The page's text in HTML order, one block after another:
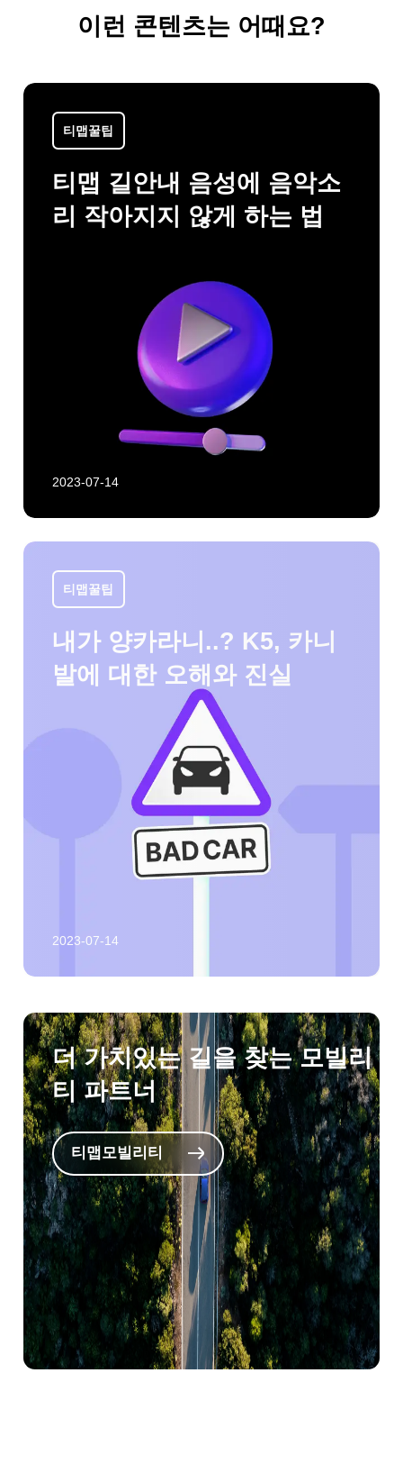
은 조직진단 TF를 중심으로 모두가 함께 바
방식’을 만들어가는 작업을 시작했습니다. 많
은 기업들이 대부분 비전, 미션의 개념을 공
유하고 있지만, 티맵은 동일한 공식을 그대로
따르기 보단 우리에게 적합하고 구성원 모두
가 공감할 수 있는 의미로 재정의하고자 했어
어 비지오(Visio)에서 왔으며 비지오는 그리
스어 이데인(Idein)에 근거를 두고 있습니다.
이데인은 ‘보다’라는 의미를 가지고 있으나
그 뜻을 좀 더 엄밀히 살펴보면 ‘보여지는 것
을 보다’입니다. 다시 좀 더 쉽게 정리하면,
내가 보고싶은 것을 보는 것이 아닌 나의 ‘본
질’이 드러나는 형상을 본다는 의미로 정의할
수 있습니다. 따라서 티맵 비전을 단순히 언
젠가 도달해야 할 ‘이상향’이 아닌, 티맵의 본
질에서 시작한, 가장 ‘티맵다운 성장의 모
은 길을 걸어갈 때 서로 닮아 가는 것처럼, 지
금은 서로 조금씩 다르지만 함께 같은 곳을
바라보고 우리다운 모습으로 닮아갈 수 있는
‘목적지’가 우리에게 필요한 비전의 역할이기
때문이죠, 티맵이 목적지로 안내하는 서비스
이기도 하고요. 목적지(비전) 설정을 위해 조
직진단 TF는 먼저 경영진, 구성원 FGI, 온라
인 서베이 등 다양한 단서들을 모으는 과정을
아지지 않는 다양한 의견들이 나왔지만, 그
속에 숨겨진 공통된 생각과 진주를 발견해낼
는 믿음이 있었죠,많은 단서들 중에 꼭 소개
하고 싶은 것들을 모아보았습니다. 이동과 관
련된 수많은 Pain Point가 존재합니다. 이를
지속적으로 찾고 선도적으로 해결해 나가는
것이 우리의 역할이라 생각해요. 길을 찾는
것은 더 나은 것을 경험하기 위한 것이죠, 더
나은 선택을 할 수 있는 길을 가이드하고 더
가치 있는 경험을 제공하는 플랫폼이 되어야
합니다. 티맵 없이는 살아갈 수 없는 모빌리
티 세상을 만들어야 합니다. 사람과 사물의
이동 모두를 아우르는 이동생활의 필수재가
되는 것이죠. 고객정의를 다시 할 필요가 있
이런 콘텐츠는 어때요?
티맵꿀팁
티맵 길안내 음성에 음악소
리 작아지지 않게 하는 법
2023-07-14
티맵꿀팁
내가 양카라니..? K5, 카니
발에 대한 오해와 진실
2023-07-14
더 가치있는 길을 찾는 모빌리
티 파트너
티맵모빌리티